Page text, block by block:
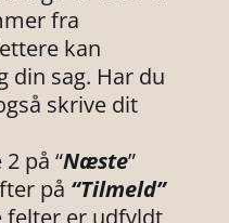
fra
kan
din sag. Har du
skrive dit
på “Næste”
på “Tilmeld”
felter er udfyldt